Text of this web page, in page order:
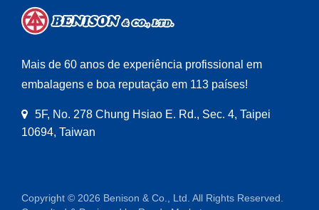
Mais de 60 anos de experiência profissional em
embalagens e boa reputação em 113 países!
5F, No. 278 Chung Hsiao E. Rd., Sec. 4, Taipei
10694, Taiwan
Copyright © 2026 Benison & Co., Ltd. All Rights Reserved.